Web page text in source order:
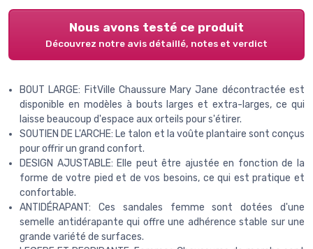
Nous avons testé ce produit
Découvrez notre avis détaillé, notes et verdict
BOUT LARGE: FitVille Chaussure Mary Jane décontractée est
disponible en modèles à bouts larges et extra-larges, ce qui
laisse beaucoup d'espace aux orteils pour s'étirer.
SOUTIEN DE L'ARCHE: Le talon et la voûte plantaire sont conçus
pour offrir un grand confort.
DESIGN AJUSTABLE: Elle peut être ajustée en fonction de la
forme de votre pied et de vos besoins, ce qui est pratique et
confortable.
ANTIDÉRAPANT: Ces sandales femme sont dotées d'une
semelle antidérapante qui offre une adhérence stable sur une
grande variété de surfaces.